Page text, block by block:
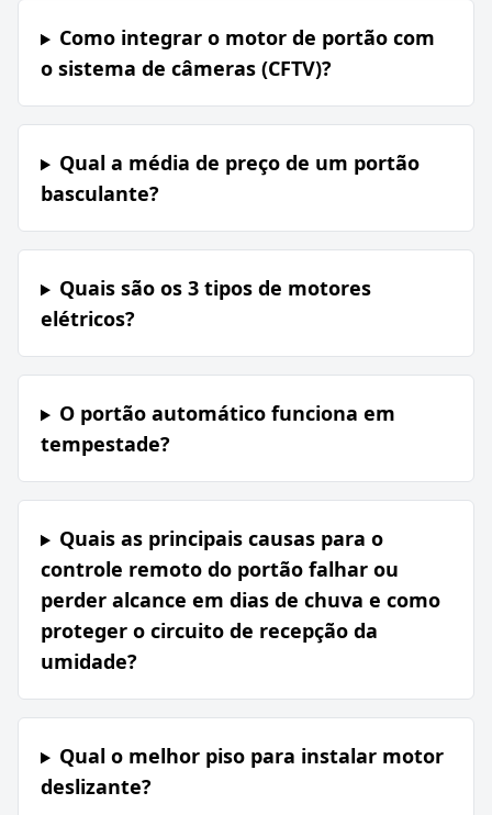
Como integrar o motor de portão com
o sistema de câmeras (CFTV)?
Qual a média de preço de um portão
basculante?
Quais são os 3 tipos de motores
elétricos?
O portão automático funciona em
tempestade?
Quais as principais causas para o
controle remoto do portão falhar ou
perder alcance em dias de chuva e como
proteger o circuito de recepção da
umidade?
Qual o melhor piso para instalar motor
deslizante?